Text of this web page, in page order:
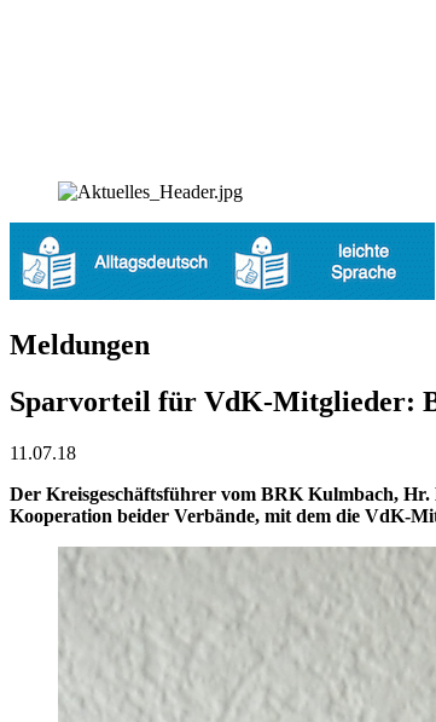
Meldungen
Sparvorteil für VdK-Mitglieder:
11.07.18
Der Kreisgeschäftsführer vom BRK Kulmbach,
Kooperation beider Verbände, mit dem die VdK-